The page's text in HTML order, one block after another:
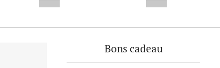
Bons cadeau